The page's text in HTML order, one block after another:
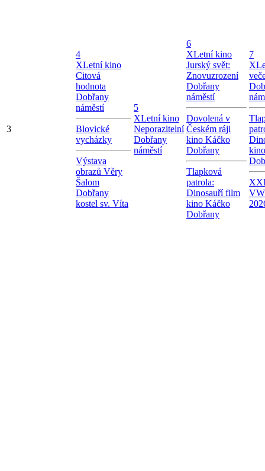
3
4
XLetní kino
Citová
hodnota
Dobřany
náměstí
Blovické
vycházky
Výstava
obrazů Věry
Šalom
Dobřany
kostel sv. Víta
5
XLetní kino
Neporazitelní
Dobřany
náměstí
6
XLetní kino
Jurský svět:
Znovuzrození
Dobřany
náměstí
Dovolená v
Českém ráji
kino Káčko
Dobřany
Tlapková
patrola:
Dinosauří film
kino Káčko
Dobřany
7
X